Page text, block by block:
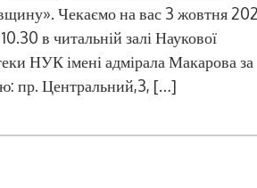
Чекаємо на вас 3 жовтня
в читальній залі Наукової
НУК імені адмірала Макарова за
пр. Центральний,3, […]